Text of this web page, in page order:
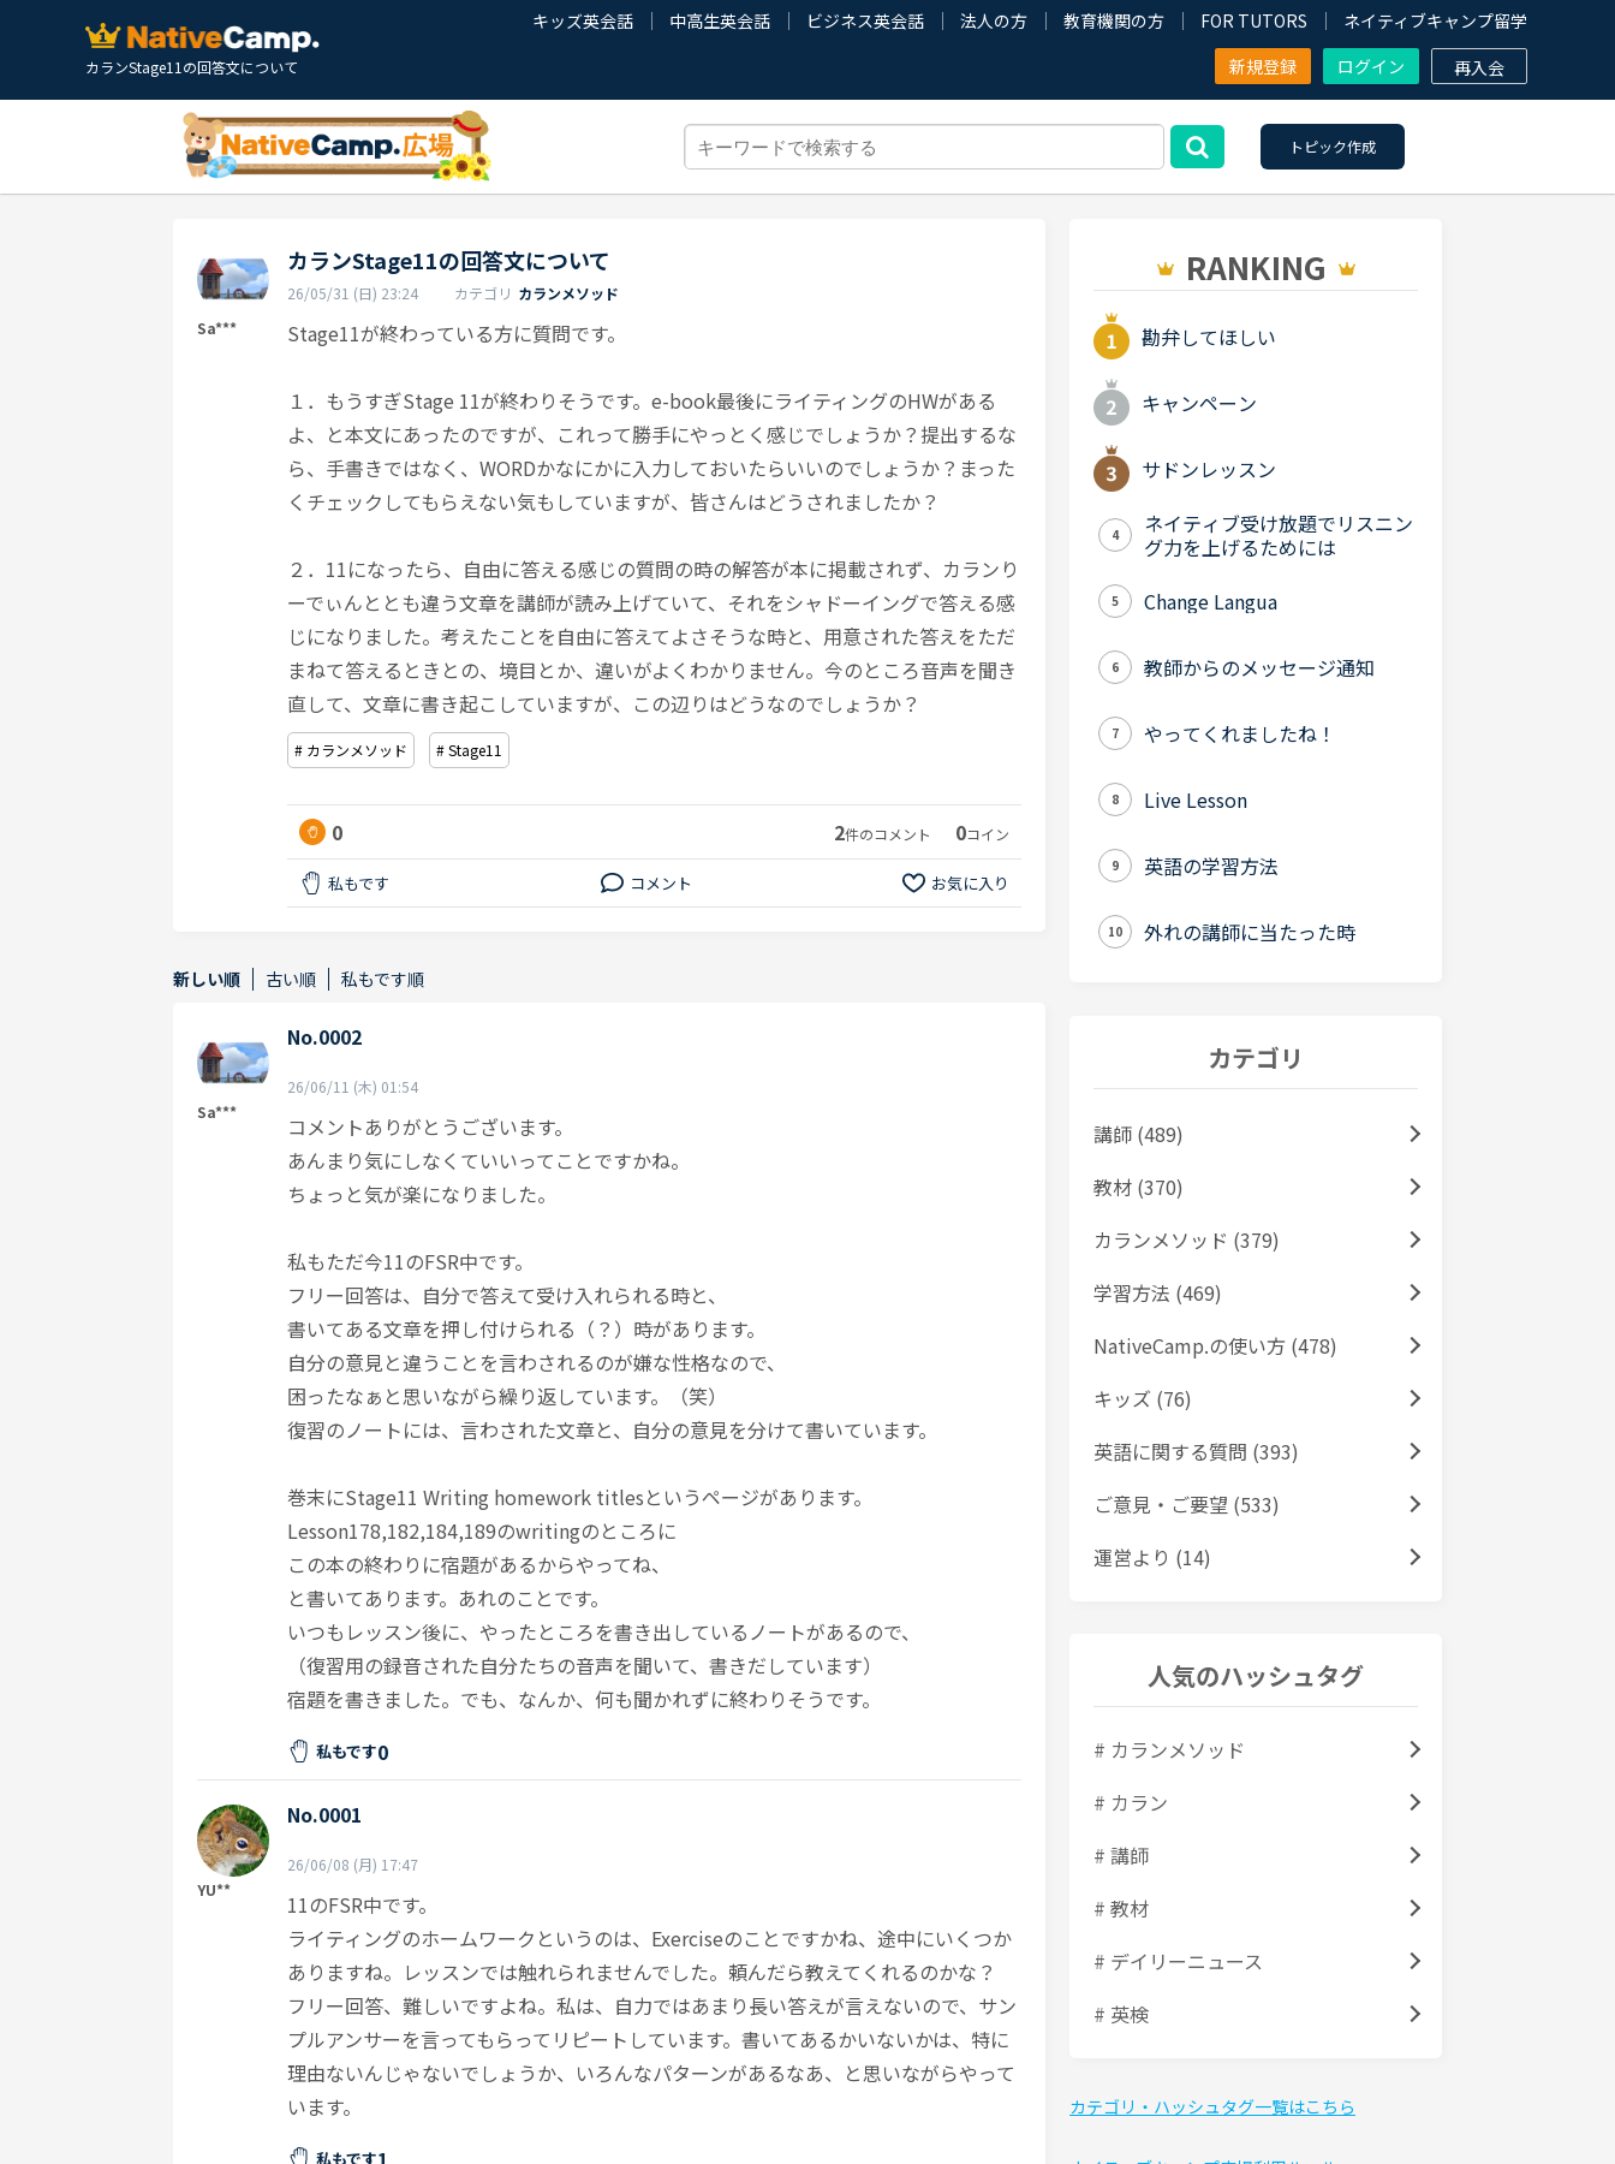
カランStage11の回答文について
キッズ英会話 中高生英会話 ビジネス英会話 法人の方 教育機関の方 FOR TUTORS
ネイティブキャンプ留学
新規登録
ログイン 再入会
トピック作成
Sa***
カランStage11の回答文について
26/05/31 (日) 23:24 カテゴリ カランメソッド
Stage11が終わっている方に質問です。
１．もうすぎStage 11が終わりそうです。e-book最後にライティングのHWがある
よ、と本文にあったのですが、これって勝手にやっとく感じでしょうか？提出するな
ら、手書きではなく、WORDかなにかに入力しておいたらいいのでしょうか？まった
くチェックしてもらえない気もしていますが、皆さんはどうされましたか？
２．11になったら、自由に答える感じの質問の時の解答が本に掲載されず、カランり
ーでぃんととも違う文章を講師が読み上げていて、それをシャドーイングで答える感
じになりました。考えたことを自由に答えてよさそうな時と、用意された答えをただ
まねて答えるときとの、境目とか、違いがよくわかりません。今のところ音声を聞き
直して、文章に書き起こしていますが、この辺りはどうなのでしょうか？
# カランメソッド # Stage11
0 2件のコメント 0コイン
私もです コメント お気に入り
新しい順 古い順 私もです順
Sa***
No.0002
26/06/11 (木) 01:54
コメントありがとうございます。
あんまり気にしなくていいってことですかね。
ちょっと気が楽になりました。
私もただ今11のFSR中です。
フリー回答は、自分で答えて受け入れられる時と、
書いてある文章を押し付けられる（？）時があります。
自分の意見と違うことを言わされるのが嫌な性格なので、
困ったなぁと思いながら繰り返しています。（笑）
復習のノートには、言わされた文章と、自分の意見を分けて書いています。
巻末にStage11 Writing homework titlesというページがあります。
Lesson178,182,184,189のwritingのところに
この本の終わりに宿題があるからやってね、
と書いてあります。あれのことです。
いつもレッスン後に、やったところを書き出しているノートがあるので、
（復習用の録音された自分たちの音声を聞いて、書きだしています）
宿題を書きました。でも、なんか、何も聞かれずに終わりそうです。
私もです0
YU**
No.0001
26/06/08 (月) 17:47
11のFSR中です。
ライティングのホームワークというのは、Exerciseのことですかね、途中にいくつか
ありますね。レッスンでは触れられませんでした。頼んだら教えてくれるのかな？
フリー回答、難しいですよね。私は、自力ではあまり長い答えが言えないので、サン
プルアンサーを言ってもらってリピートしています。書いてあるかいないかは、特に
理由ないんじゃないでしょうか、いろんなパターンがあるなあ、と思いながらやって
います。
私もです
RANKING
勘弁してほしい
キャンペーン
サドンレッスン
4
ネイティブ受け放題でリスニン
グ力を上げるためには
5 Change Langua
6 教師からのメッセージ通知
7 やってくれましたね！
8 Live Lesson
9 英語の学習方法
10 外れの講師に当たった時
カテゴリ
講師 (489)
教材 (370)
カランメソッド (379)
学習方法 (469)
NativeCamp.の使い方 (478)
キッズ (76)
英語に関する質問 (393)
ご意見・ご要望 (533)
運営より (14)
人気のハッシュタグ
# カランメソッド
# カラン
# 講師
# 教材
# デイリーニュース
# 英検
カテゴリ・ハッシュタグ一覧はこちら